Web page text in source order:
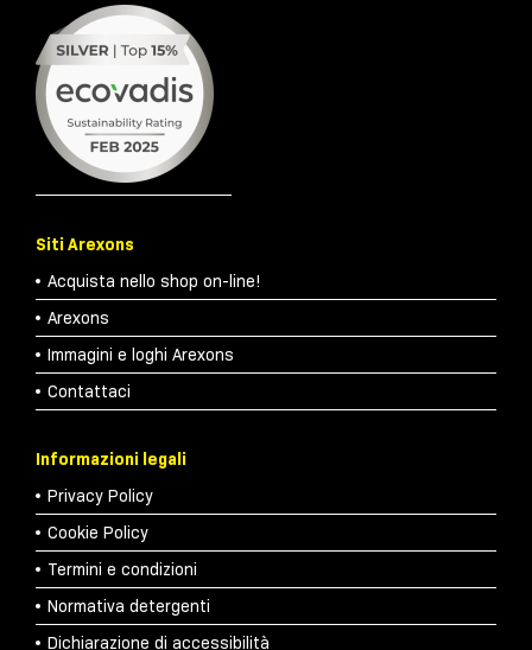
Siti Arexons
Acquista nello shop on-line!
Arexons
Immagini e loghi Arexons
Contattaci
Informazioni legali
Privacy Policy
Cookie Policy
Termini e condizioni
Normativa detergenti
Dichiarazione di accessibilità